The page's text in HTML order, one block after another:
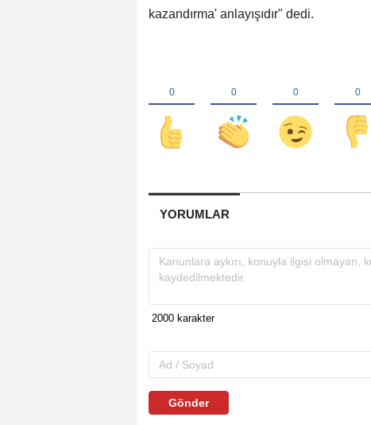
kazandırma' anlayışıdır" dedi.
YORUMLAR
Gönder